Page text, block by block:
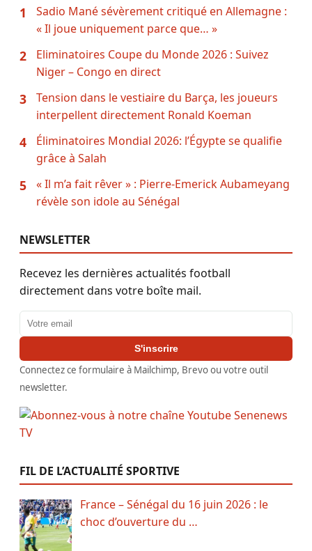
1
Sadio Mané sévèrement critiqué en Allemagne :
« Il joue uniquement parce que… »
2
Eliminatoires Coupe du Monde 2026 : Suivez
Niger – Congo en direct
3
Tension dans le vestiaire du Barça, les joueurs
interpellent directement Ronald Koeman
4
Éliminatoires Mondial 2026: l’Égypte se qualifie
grâce à Salah
5
« Il m’a fait rêver » : Pierre-Emerick Aubameyang
révèle son idole au Sénégal
NEWSLETTER
Recevez les dernières actualités football
directement dans votre boîte mail.
Adresse email
S'inscrire
Connectez ce formulaire à Mailchimp, Brevo ou votre outil
newsletter.
FIL DE L’ACTUALITÉ SPORTIVE
France – Sénégal du 16 juin 2026 : le
choc d’ouverture du …